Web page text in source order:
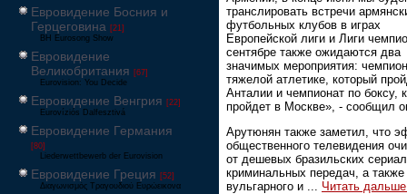
Евровидение Босния и
Герцеговина [21]
BH Eurosong Show
Евровидение
Великобритания [67]
Eurovision: You Decide
Евровидение Венгрия [22]
Eurovíziós Dalfesztivá
Евровидение Германия
[80]
Liederwettbewerb der Eurovision
Евровидение Греция [52]
Διαγωνισμός Τραγουδιού Ευρώεικονα
транслировать встречи
футбольных клубов в играх
Европейской лиги и Лиги
сентябре также ожидаются два
значимых мероприятия:
тяжелой атлетике, который
Анталии и чемпионат по боксу,
пройдет в Москве», - сообщил
Арутюнян также заметил, что
общественного телевидения
от дешевых бразильских
криминальных передач, а также
вульгарного и
Читать